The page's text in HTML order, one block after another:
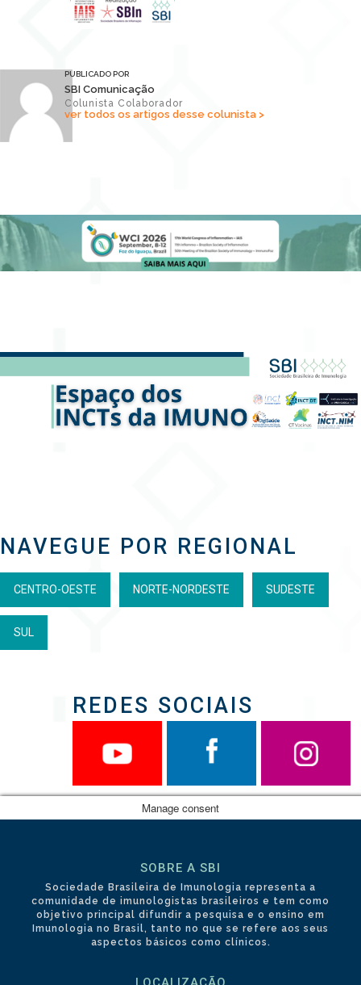
PUBLICADO POR
SBI Comunicação
Colunista Colaborador
ver todos os artigos desse colunista >
NAVEGUE POR REGIONAL
CENTRO-OESTE NORTE-NORDESTE SUDESTE
SUL
REDES SOCIAIS
SOBRE A SBI
Sociedade Brasileira de Imunologia representa a
comunidade de imunologistas brasileiros e tem como
objetivo principal difundir a pesquisa e o ensino em
Imunologia no Brasil, tanto no que se refere aos seus
aspectos básicos como clínicos.
Manage consent